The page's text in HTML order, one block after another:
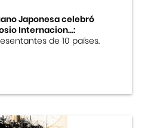
Japonesa celebró
Internacion...:
de 10 países.